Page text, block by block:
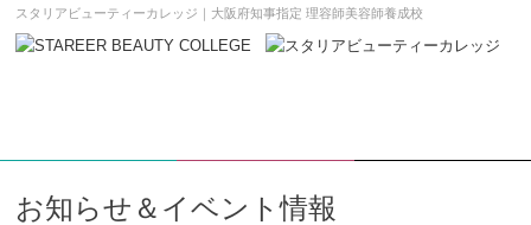
スタリアビューティーカレッジ｜大阪府知事指定 理容師美容師養成校
お知らせ＆イベント情報